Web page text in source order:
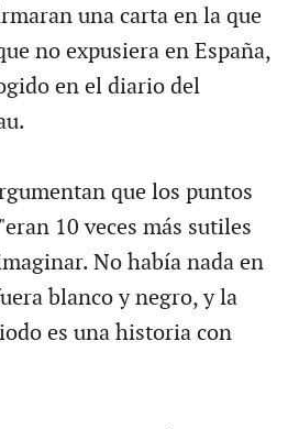
una carta en la que
no expusiera en España,
en el diario del
que los puntos
10 veces más sutiles
No había nada en
blanco y negro, y la
es una historia con